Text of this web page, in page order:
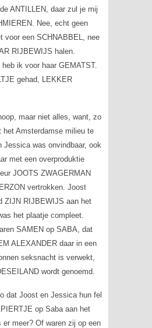
ANTILLEN, daar zul je mij
Nee, echt geen
voor een SCHNABBEL, nee
RIJBEWIJS halen.
ik voor haar GEMATST.
gehad, LEKKER
maar niet alles, want, zo
het Amsterdamse milieu te
Jessica was onvindbaar, ook
met een overproduktie
JOOTS ZWAGERMAN
vertrokken. Joost
ZIJN RIJBEWIJS aan het
het plaatje compleet.
SAMEN op SABA, dat
ALEXANDER daar in een
seksnacht is verwekt,
wordt genoemd.
dat Joost en Jessica hun fel
op Saba aan het
er meer? Of waren zij op een